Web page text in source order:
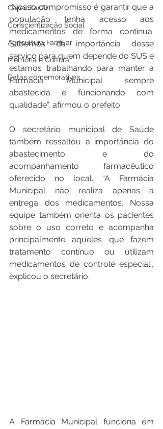
Capacitação
Conscientização Social
Agricultura Familiar
Memória e Cultura
Datas comemorativas
“Nosso compromisso é garantir que a
população tenha acesso aos
medicamentos de forma contínua.
Sabemos da importância desse
serviço para quem depende do SUS e
estamos trabalhando para manter a
Farmácia Municipal sempre
abastecida e funcionando com
qualidade”, afirmou o prefeito.
O secretário municipal de Saúde
também ressaltou a importância do
abastecimento e do
acompanhamento farmacêutico
oferecido no local. “A Farmácia
Municipal não realiza apenas a
entrega dos medicamentos. Nossa
equipe também orienta os pacientes
sobre o uso correto e acompanha
principalmente aqueles que fazem
tratamento contínuo ou utilizam
medicamentos de controle especial”,
explicou o secretário.
A Farmácia Municipal funciona em